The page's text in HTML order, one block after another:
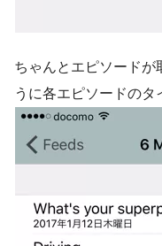
ちゃんとエピソードが
うに各エピソードのタ